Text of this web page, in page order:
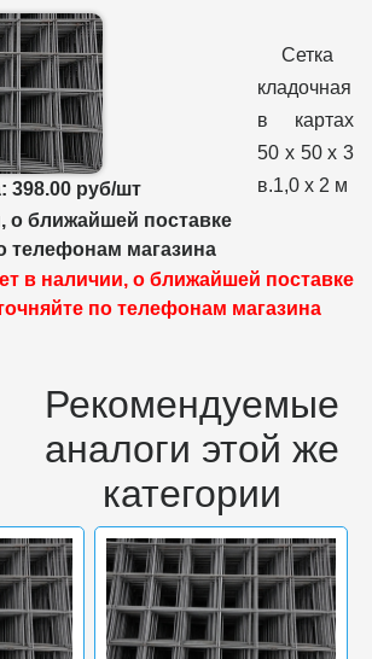
398.00 руб/шт
о ближайшей поставке
телефонам магазина
Сетка
кладочная
в картах
50 х 50 х 3
в.1,0 х 2 м
в наличии, о ближайшей поставке
по телефонам магазина
Рекомендуемые
аналоги этой же
категории